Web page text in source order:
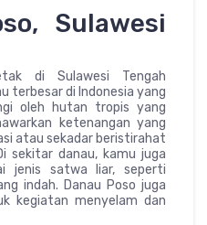
Sulawesi
di Sulawesi Tengah
terbesar di Indonesia yang
oleh hutan tropis yang
ketenangan yang
atau sekadar beristirahat
sekitar danau, kamu juga
jenis satwa liar, seperti
indah. Danau Poso juga
kegiatan menyelam dan